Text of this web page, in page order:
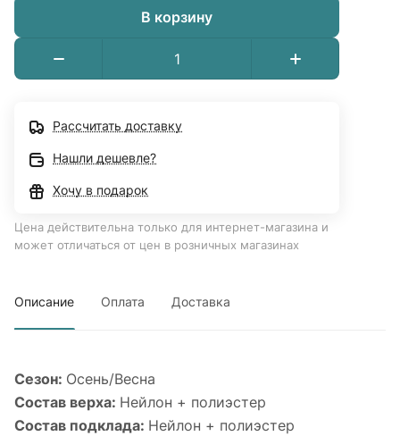
В корзину
Рассчитать доставку
Нашли дешевле?
Хочу в подарок
Цена действительна только для интернет-магазина и
может отличаться от цен в розничных магазинах
Описание Оплата Доставка
Сезон: Осень/Весна
Состав верха: Нейлон + полиэстер
Состав подклада: Нейлон + полиэстер